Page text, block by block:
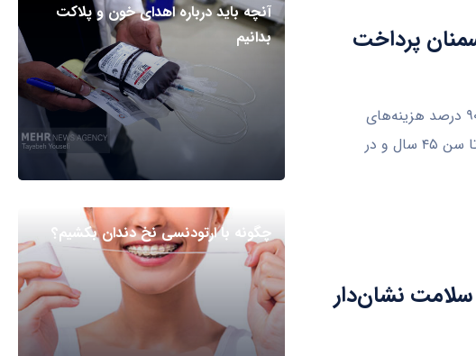
پرداخت
سمنان- مدیرکل بیمه سلامت استان سمنان با بیان اینکه این بیمه تا ۹۰ درصد هزینه‌های
ناباروری بانوان را پرداخت می‌کند، گفت: این در صورتی است که فرد تا سن ۴۵ سال و در
سلامت نشان‌دار
آنچه باید درباره اهدای خون و پلاکت
بدانیم
چگونه با ارتودنسی نخ دندان بکشیم؟